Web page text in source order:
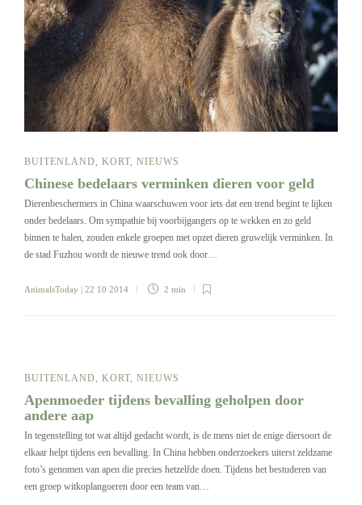
BUITENLAND, KORT, NIEUWS
Chinese bedelaars verminken dieren voor geld
Dierenbeschermers in China waarschuwen voor iets dat een trend begint te lijken
onder bedelaars. Om sympathie bij voorbijgangers op te wekken en zo geld
binnen te halen, zouden enkele groepen met opzet dieren gruwelijk verminken. In
de stad Fuzhou wordt de nieuwe trend ook door…
AnimalsToday | 22 10 2014 2 min
BUITENLAND, KORT, NIEUWS
Apenmoeder tijdens bevalling geholpen door
andere aap
In tegenstelling tot wat altijd gedacht wordt, is de mens niet de enige diersoort de
elkaar helpt tijdens een bevalling. In China hebben onderzoekers uiterst zeldzame
foto’s genomen van apen die precies hetzelfde doen. Tijdens het bestuderen van
een groep witkoplangoeren door een team van…